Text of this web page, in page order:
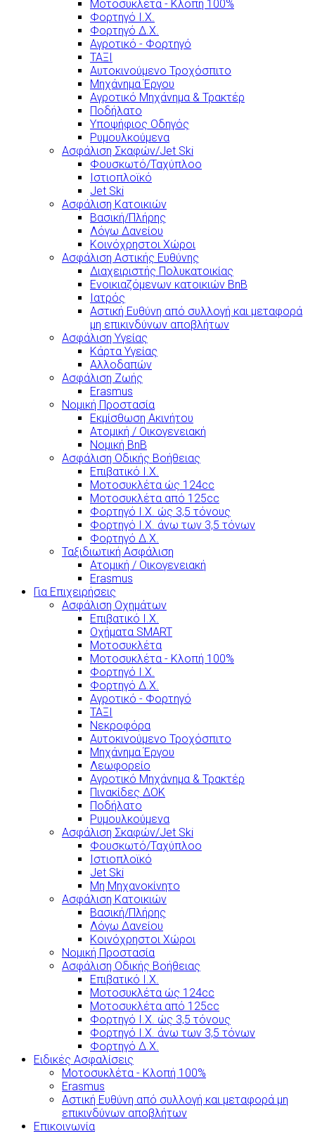
Μοτοσυκλέτα - Κλοπή 100%
Φορτηγό Ι.Χ.
Φορτηγό Δ.Χ.
Αγροτικό - Φορτηγό
ΤΑΞΙ
Αυτοκινούμενο Τροχόσπιτο
Μηχάνημα Έργου
Αγροτικό Μηχάνημα & Τρακτέρ
Ποδήλατο
Υποψήφιος Οδηγός
Ρυμουλκούμενα
Ασφάλιση Σκαφών/Jet Ski
Φουσκωτό/Ταχύπλοο
Ιστιοπλοϊκό
Jet Ski
Ασφάλιση Κατοικιών
Βασική/Πλήρης
Λόγω Δανείου
Κοινόχρηστοι Χώροι
Ασφάλιση Αστικής Ευθύνης
Διαχειριστής Πολυκατοικίας
Ενοικιαζόμενων κατοικιών BnB
Ιατρός
Αστική Ευθύνη από συλλογή και μεταφορά
μη επικινδύνων αποβλήτων
Ασφάλιση Υγείας
Κάρτα Υγείας
Αλλοδαπών
Ασφάλιση Ζωής
Erasmus
Νομική Προστασία
Εκμίσθωση Ακινήτου
Ατομική / Οικογενειακή
Νομική BnB
Ασφάλιση Οδικής Βοήθειας
Επιβατικό Ι.Χ.
Μοτοσυκλέτα ώς 124cc
Μοτοσυκλέτα από 125cc
Φορτηγό Ι.Χ. ώς 3,5 τόνους
Φορτηγό Ι.Χ. άνω των 3,5 τόνων
Φορτηγό Δ.Χ.
Ταξιδιωτική Ασφάλιση
Ατομική / Οικογενειακή
Erasmus
Για Επιχειρήσεις
Ασφάλιση Οχημάτων
Επιβατικό Ι.Χ.
Οχήματα SMART
Μοτοσυκλέτα
Μοτοσυκλέτα - Κλοπή 100%
Φορτηγό Ι.Χ.
Φορτηγό Δ.Χ.
Αγροτικό - Φορτηγό
ΤΑΞΙ
Νεκροφόρα
Αυτοκινούμενο Τροχόσπιτο
Μηχάνημα Έργου
Λεωφορείο
Αγροτικό Μηχάνημα & Τρακτέρ
Πινακίδες ΔΟΚ
Ποδήλατο
Ρυμουλκούμενα
Ασφάλιση Σκαφών/Jet Ski
Φουσκωτό/Ταχύπλοο
Ιστιοπλοϊκό
Jet Ski
Μη Μηχανοκίνητο
Ασφάλιση Κατοικιών
Βασική/Πλήρης
Λόγω Δανείου
Κοινόχρηστοι Χώροι
Νομική Προστασία
Ασφάλιση Οδικής Βοήθειας
Επιβατικό Ι.Χ.
Μοτοσυκλέτα ώς 124cc
Μοτοσυκλέτα από 125cc
Φορτηγό Ι.Χ. ώς 3,5 τόνους
Φορτηγό Ι.Χ. άνω των 3,5 τόνων
Φορτηγό Δ.Χ.
Ειδικές Ασφαλίσεις
Μοτοσυκλέτα - Κλοπή 100%
Erasmus
Αστική Ευθύνη από συλλογή και μεταφορά μη
επικινδύνων αποβλήτων
Επικοινωνία